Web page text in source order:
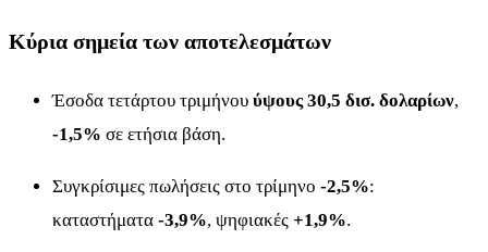
Κύρια σημεία των αποτελεσμάτων
Έσοδα τετάρτου τριμήνου ύψους 30,5 δισ. δολαρίων,
-1,5% σε ετήσια βάση.
Συγκρίσιμες πωλήσεις στο τρίμηνο -2,5%:
καταστήματα -3,9%, ψηφιακές +1,9%.